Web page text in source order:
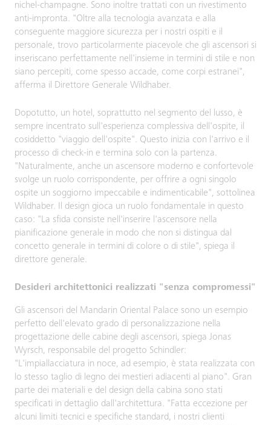
nichel-champagne. Sono inoltre trattati con un rivestimento
anti-impronta. "Oltre alla tecnologia avanzata e alla
conseguente maggiore sicurezza per i nostri ospiti e il
personale, trovo particolarmente piacevole che gli ascensori si
inseriscano perfettamente nell'insieme in termini di stile e non
siano percepiti, come spesso accade, come corpi estranei",
afferma il Direttore Generale Wildhaber.
Dopotutto, un hotel, soprattutto nel segmento del lusso, è
sempre incentrato sull'esperienza complessiva dell'ospite, il
cosiddetto "viaggio dell'ospite". Questo inizia con l'arrivo e il
processo di check-in e termina solo con la partenza.
"Naturalmente, anche un ascensore moderno e confortevole
svolge un ruolo corrispondente, per offrire a ogni singolo
ospite un soggiorno impeccabile e indimenticabile", sottolinea
Wildhaber. Il design gioca un ruolo fondamentale in questo
caso: "La sfida consiste nell'inserire l'ascensore nella
pianificazione generale in modo che non si distingua dal
concetto generale in termini di colore o di stile", spiega il
direttore generale.
Desideri architettonici realizzati "senza compromessi"
Gli ascensori del Mandarin Oriental Palace sono un esempio
perfetto dell'elevato grado di personalizzazione nella
progettazione delle cabine degli ascensori, spiega Jonas
Wyrsch, responsabile del progetto Schindler:
"L'impiallacciatura in noce, ad esempio, è stata realizzata con
lo stesso taglio di legno dei mestieri adiacenti al piano". Gran
parte dei materiali e del design della cabina sono stati
specificati in dettaglio dall'architettura. "Fatta eccezione per
alcuni limiti tecnici e specifiche standard, i nostri clienti